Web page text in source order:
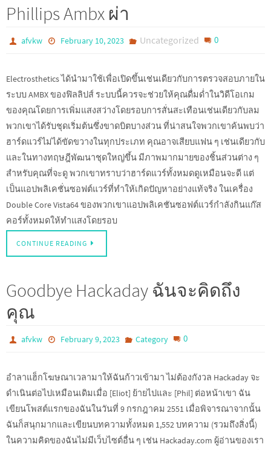
Phillips Ambx ผ่า
afvkw February 10, 2023 Uncategorized 0
Electrosthetics ได้นำมาใช้เพื่อเปิดขึ้นเช่นเดียวกับการตรวจสอบภายใน
ระบบ AMBX ของฟิลลิปส์ ระบบนี้ควรจะช่วยให้คุณดื่มด่ำในวิดีโอเกม
ของคุณโดยการเพิ่มแสงสว่างโดยรอบการสั่นสะเทือนเช่นเดียวกับลม
พวกเขาได้รับชุดเริ่มต้นซึ่งขาดบิตบางส่วน ที่น่าสนใจพวกเขาค้นพบว่า
ฮาร์ดแวร์ไม่ได้ขัดขวางในทุกประเภท คุณอาจเสียบแฟน ๆ เช่นเดียวกับ
และในทางทฤษฎีพัฒนาชุดใหญ่ขึ้น มีภาพมากมายของชิ้นส่วนต่าง ๆ
สำหรับคุณที่จะดู พวกเขาทราบว่าฮาร์ดแวร์ทั้งหมดดูเหมือนจะดี แต่
เป็นแอปพลิเคชั่นซอฟต์แวร์ที่ทำให้เกิดปัญหาอย่างแท้จริง ในเครื่อง
Double Core Vista64 ของพวกเขาแอปพลิเคชันซอฟต์แวร์กำลังกินแก๊ส
คอร์ทั้งหมดให้ทำแสงโดยรอบ
CONTINUE READING
Goodbye Hackaday ฉันจะคิดถึง
คุณ
afvkw February 9, 2023 Category 0
อำลาแฮ็กโฆษณาเวลามาให้ฉันก้าวเข้ามา ไม่ต้องกังวล Hackaday จะ
ดำเนินต่อไปเหมือนเดิมเมื่อ [Eliot] ย้ายไปและ [Phil] ต่อหน้าเขา ฉัน
เขียนโพสต์แรกของฉันในวันที่ 9 กรกฎาคม 2551 เมื่อพิจารณาจากนั้น
ฉันก็สนุกมากและเขียนบทความทั้งหมด 1,552 บทความ (รวมถึงสิ่งนี้)
ในความคิดของฉันไม่มีเว็บไซต์อื่น ๆ เช่น Hackaday.com ผู้อ่านของเรา